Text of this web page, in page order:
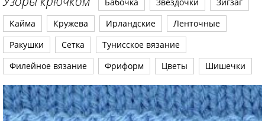
Кайма
Кружева Ирландские
Ленточные
Ракушки
Сетка
Тунисское вязание
Филейное вязание
Фриформ Цветы Шишечки